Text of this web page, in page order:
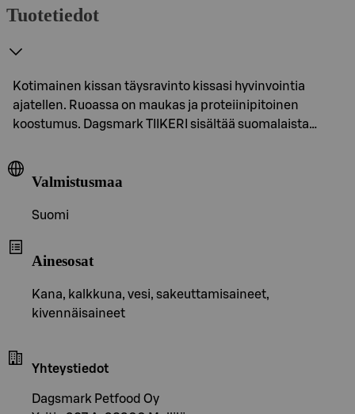
Tuotetiedot
Kotimainen kissan täysravinto kissasi hyvinvointia
ajatellen. Ruoassa on maukas ja proteiinipitoinen
koostumus. Dagsmark TIIKERI sisältää suomalaista…
Valmistusmaa
Suomi
Ainesosat
Kana, kalkkuna, vesi, sakeuttamisaineet,
kivennäisaineet
Yhteystiedot
Dagsmark Petfood Oy